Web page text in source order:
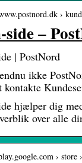
›
–
| PostNord
ikke
kontakte
hjælper dig
over alle
› store